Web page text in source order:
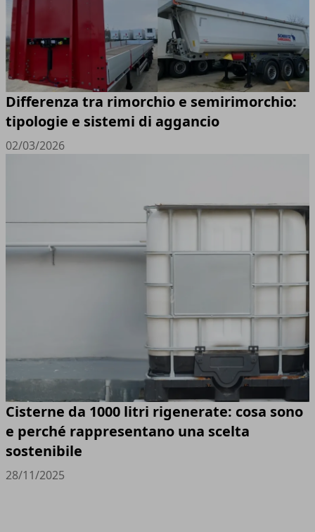
Differenza tra rimorchio e semirimorchio:
tipologie e sistemi di aggancio
02/03/2026
Cisterne da 1000 litri rigenerate: cosa sono
e perché rappresentano una scelta
sostenibile
28/11/2025